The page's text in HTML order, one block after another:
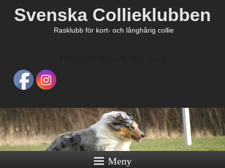
Svenska Collieklubben
Rasklubb för kort- och långhårig collie
Meny